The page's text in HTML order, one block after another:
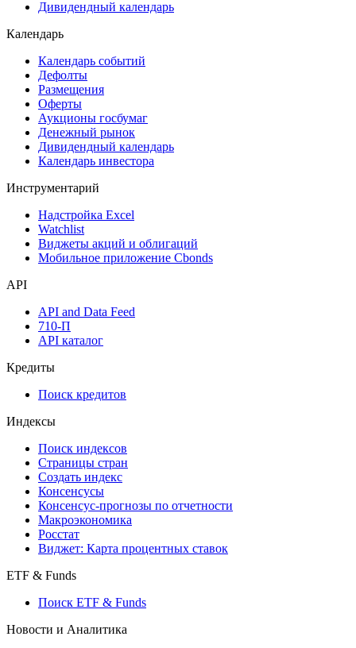
Дивидендный календарь
Календарь
Календарь событий
Дефолты
Размещения
Оферты
Аукционы госбумаг
Денежный рынок
Дивидендный календарь
Календарь инвестора
Инструментарий
Надстройка Excel
Watchlist
Виджеты акций и облигаций
Мобильное приложение Cbonds
API
API and Data Feed
710-П
API каталог
Кредиты
Поиск кредитов
Индексы
Поиск индексов
Страницы стран
Создать индекс
Консенсусы
Консенсус-прогнозы по отчетности
Макроэкономика
Росстат
Виджет: Карта процентных ставок
ETF & Funds
Поиск ETF & Funds
Новости и Аналитика